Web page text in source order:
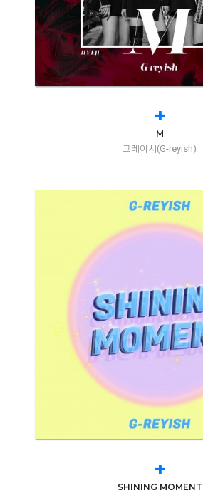
+
M
그레이시(G-reyish)
+
SHINING MOMENT